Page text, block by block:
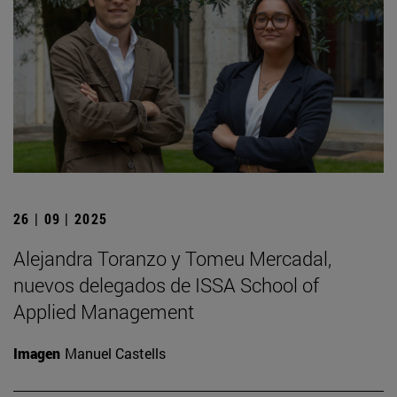
26 | 09 | 2025
Alejandra Toranzo y Tomeu Mercadal,
nuevos delegados de ISSA School of
Applied Management
Imagen Manuel Castells